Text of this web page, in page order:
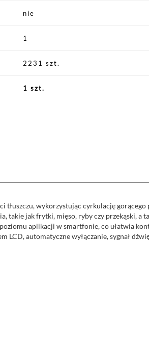
nie
1
2231 szt.
1 szt.
wykorzystując cyrkulację gorącego
takie jak frytki, mięso, ryby czy przekąski, a
aplikacji w smartfonie, co ułatwia
automatyczne wyłączanie, sygnał